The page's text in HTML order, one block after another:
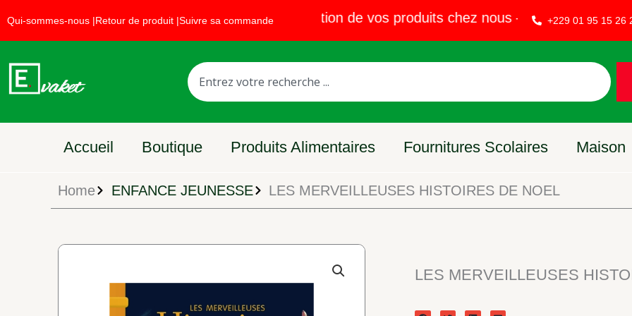
au
Qui-sommes-nous |Retour de produit |Suivre sa commande
Faites la promotion de vos produits chez nous – Vendez sur EVAKET
+229 01 95 15 26
Rechercher
Accueil Boutique Produits Alimentaires Fournitures Scolaires Maison
Home ENFANCE JEUNESSE LES MERVEILLEUSES HISTOIRES DE NOEL
LES MERVEILLEUSES